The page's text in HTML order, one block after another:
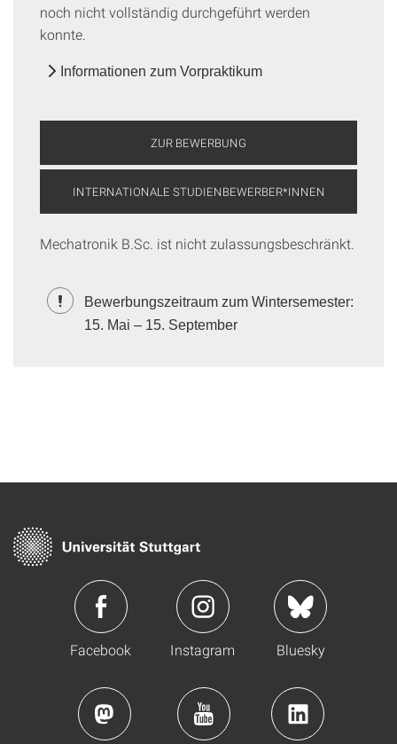
noch nicht vollständig durchgeführt werden
konnte.
Informationen zum Vorpraktikum
ZUR BEWERBUNG
INTERNATIONALE STUDIENBEWERBER*INNEN
Mechatronik B.Sc. ist nicht zulassungsbeschränkt.
Bewerbungszeitraum zum Wintersemester:
15. Mai – 15. September
Facebook Instagram Bluesky